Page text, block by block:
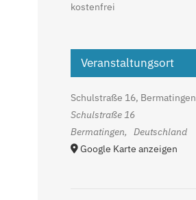
kostenfrei
Veranstaltungsort
Schulstraße 16, Bermatingen
Schulstraße 16
Bermatingen,
Deutschland
Google Karte anzeigen